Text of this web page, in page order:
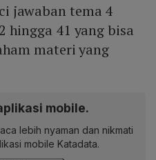
jawaban tema 4
hingga 41 yang bisa
materi yang
mobile.
lebih nyaman dan nikmati
mobile Katadata.